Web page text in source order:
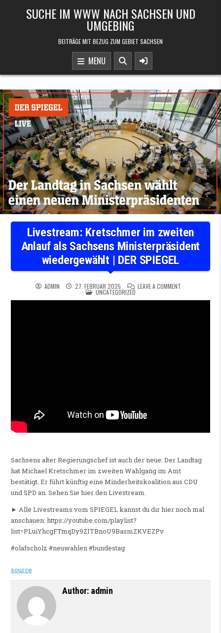
SUCHE IM WWW NACH SACHSEN UND
UMGEBING
BEITRÄGE MIT BEZUG ZUM GEBIET SACHSEN
MENU
Livestream: Kretschmer im zweiten
Anlauf als Sachsens Ministerpräsident
wiedergewählt | DER SPIEGEL
ADMIN 27. FEBRUAR 2025 LEAVE A COMMENTON
POSTED IN
UNCATEGORIZED
Sachsens alter Regierungschef ist auch der neue: Der Landtag
hat Michael Kretschmer im zweiten Wahlgang im Amt
bestätigt. Er führt künftig eine Minderheitskoalition aus CDU
und SPD an. Sehen Sie hier den Livestream.
► Alle Livestreams vom SPIEGEL kannst du dir hier noch mal
anschauen: https://youtube.com/playlist?
list=PLuiYhcgFTmqDy9ZITBnoU9BasmZKVEZPv
#olafscholz #neuwahlen #bundestag
source
Author: admin